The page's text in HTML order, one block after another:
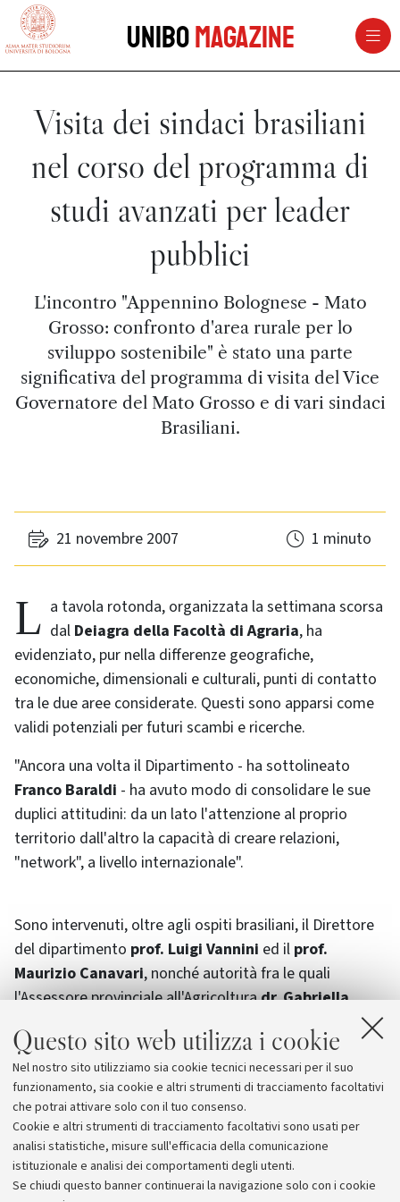
Questo sito web utilizza i cookie
Nel nostro sito utilizziamo sia cookie tecnici necessari per il suo
funzionamento, sia cookie e altri strumenti di tracciamento facoltativi
che potrai attivare solo con il tuo consenso.
Cookie e altri strumenti di tracciamento facoltativi sono usati per
analisi statistiche, misure sull'efficacia della comunicazione
istituzionale e analisi dei comportamenti degli utenti.
Se chiudi questo banner continuerai la navigazione solo con i cookie
vai al contenuto della pagina
UniboMagazine
Visita dei sindaci brasiliani
nel corso del programma di
studi avanzati per leader
pubblici
L'incontro "Appennino Bolognese - Mato
Grosso: confronto d'area rurale per lo
sviluppo sostenibile" è stato una parte
significativa del programma di visita del Vice
Governatore del Mato Grosso e di vari sindaci
Brasiliani.
21 novembre 2007 1 minuto
La tavola rotonda, organizzata la settimana scorsa dal Deiagra della Facoltà di Agraria, ha
evidenziato, pur nella differenze geografiche,
economiche, dimensionali e culturali, punti di contatto
tra le due aree considerate. Questi sono apparsi come
validi potenziali per futuri scambi e ricerche.
"Ancora una volta il Dipartimento - ha sottolineato
Franco Baraldi - ha avuto modo di consolidare le sue
duplici attitudini: da un lato l'attenzione al proprio
territorio dall'altro la capacità di creare relazioni,
"network", a livello internazionale".
Sono intervenuti, oltre agli ospiti brasiliani, il Direttore
del dipartimento prof. Luigi Vannini ed il prof.
Maurizio Canavari, nonché autorità fra le quali
l'Assessore provinciale all'Agricolturadr. Gabriella
Comunità Montana della Valle del SamoggiaRoberto
Tedeschi.